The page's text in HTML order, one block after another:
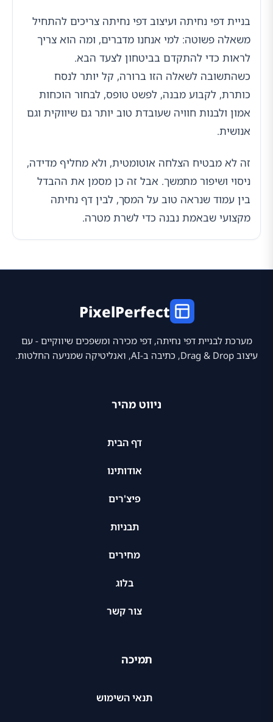
בניית דפי נחיתה ועיצוב דפי נחיתה צריכים להתחיל
משאלה פשוטה: למי אנחנו מדברים, ומה הוא צריך
לראות כדי להתקדם בביטחון לצעד הבא.
כשהתשובה לשאלה הזו ברורה, קל יותר לנסח
כותרת, לקבוע מבנה, לפשט טופס, לבחור הוכחות
אמון ולבנות חוויה שעובדת טוב יותר גם שיווקית וגם
אנושית.
זה לא מבטיח הצלחה אוטומטית, ולא מחליף מדידה,
ניסוי ושיפור מתמשך. אבל זה כן מסמן את ההבדל
בין עמוד שנראה טוב על המסך, לבין דף נחיתה
מקצועי שבאמת נבנה כדי לשרת מטרה.
PixelPerfect
מערכת לבניית דפי נחיתה, דפי מכירה ומשפכים שיווקיים - עם
עיצוב Drag & Drop, כתיבה ב-AI, ואנליטיקה שמניעה החלטות.
ניווט מהיר
דף הבית
אודותינו
פיצ'רים
תבניות
מחירים
בלוג
צור קשר
תמיכה
תנאי השימוש